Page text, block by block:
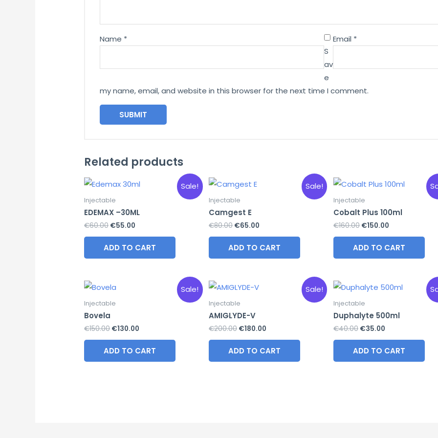
Name * Email *
S
av
e
my name, email, and website in this browser for the next time I comment.
Related products
Sale!
Injectable
EDEMAX –30ML
€60.00 Original
€60.00.
€55.00
€55.00.
ADD TO CART
Sale!
Injectable
Camgest E
€80.00 Original
€80.00.
€65.00
€65.00.
ADD TO CART
Injectable
Cobalt Plus 100ml
€160.00 Original
€160.00.
€150.00Current
€150.00.
ADD TO CART
Sale!
Injectable
Bovela
€150.00 Original
€150.00.
€130.00
€130.00.
ADD TO CART
Sale!
Injectable
AMIGLYDE-V
€200.00 Original
€200.00.
€180.00
€180.00.
ADD TO CART
Injectable
Duphalyte 500ml
€40.00 Original
€40.00.
€35.00Current
€35.00.
ADD TO CART